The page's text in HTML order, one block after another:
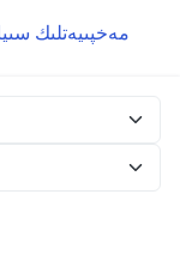
مەخپىيەتلىك